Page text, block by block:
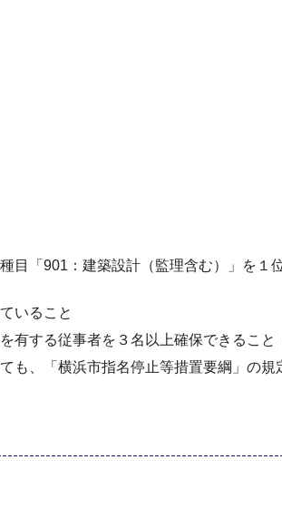
目「901：建築設計（監理含む）」を
いること
する従事者を３名以上確保できること
も、「横浜市指名停止等措置要綱」の規